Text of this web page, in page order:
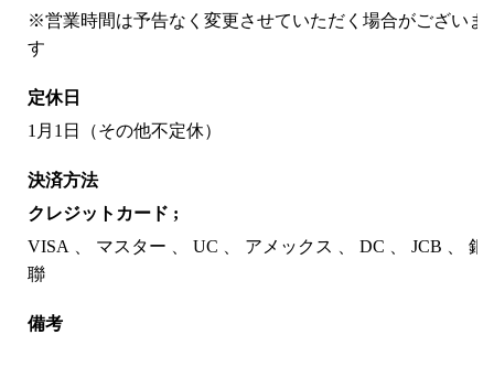
※営業時間は予告なく変更させていただく場合がございま
す
定休日
1月1日（その他不定休）
決済方法
クレジットカード ;
VISA
マスター UC アメックス DC JCB
銀
聯
備考